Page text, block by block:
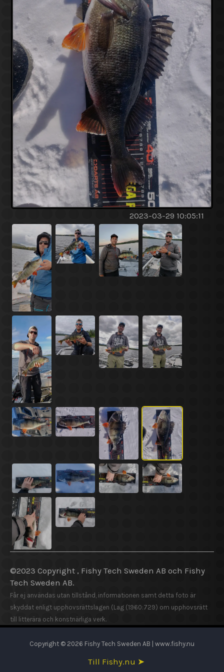
2023-03-29 10:05:11
©2023 Copyright , Fishy Tech Sweden AB och Fishy
Tech Sweden AB.
Får ej användas utan tillstånd, informationen samt detta foto är
skyddat enligt upphovsrättslagen (Lag (1960:729) om upphovsrätt
till litterära och konstnärliga verk.
Copyright © 2026 Fishy Tech Sweden AB | www.fishy.nu
Till Fishy.nu ➤